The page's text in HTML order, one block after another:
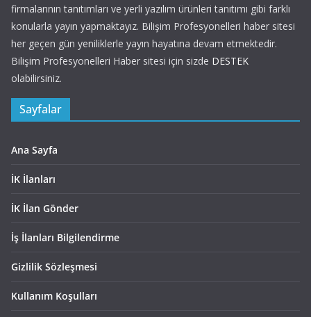
firmalarının tanıtımları ve yerli yazılım ürünleri tanıtımı gibi farklı
konularla yayın yapmaktayız. Bilişim Profesyonelleri haber sitesi
her geçen gün yeniliklerle yayın hayatına devam etmektedir.
Bilişim Profesyonelleri Haber sitesi için sizde DESTEK
olabilirsiniz.
Sayfalar
Ana Sayfa
İK İlanları
İK İlan Gönder
İş İlanları Bilgilendirme
Gizlilik Sözleşmesi
Kullanım Koşulları